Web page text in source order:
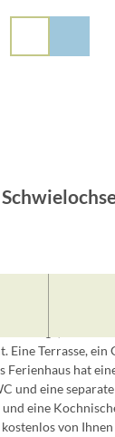
eingerichtete
Eine Terrasse, ein
Ferienhaus hat
und eine
eine
von